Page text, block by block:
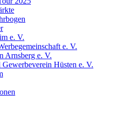
e. V.
e. V.
Arnsberg e. V.
Gewerbeverein Hüsten e. V.